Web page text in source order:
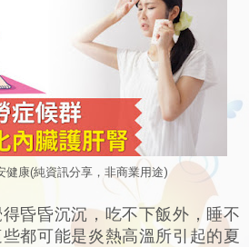
健康(純資訊分享，非商業用途)
昏昏沉沉，吃不下飯外，睡不
都可能是炎熱高溫所引起的夏